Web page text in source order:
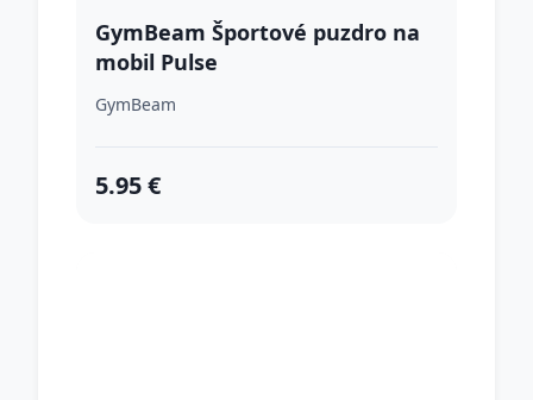
GymBeam Športové puzdro na
mobil Pulse
GymBeam
5.95 €